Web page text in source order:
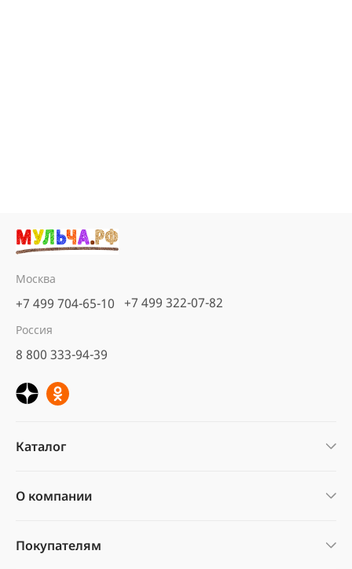
Москва
+7 499 704-65-10 +7 499 322-07-82
Россия
8 800 333-94-39
Каталог
О компании
Покупателям